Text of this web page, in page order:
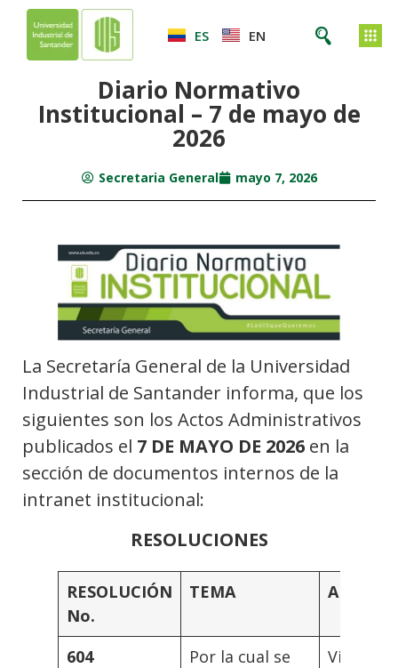
ES EN
Diario Normativo
Institucional – 7 de mayo de
2026
Secretaria General mayo 7, 2026
La Secretaría General de la Universidad
Industrial de Santander informa, que los
siguientes son los Actos Administrativos
publicados el 7 DE MAYO DE 2026 en la
sección de documentos internos de la
intranet institucional:
RESOLUCIONES
RESOLUCIÓN
No.
TEMA
604
Por la cual se